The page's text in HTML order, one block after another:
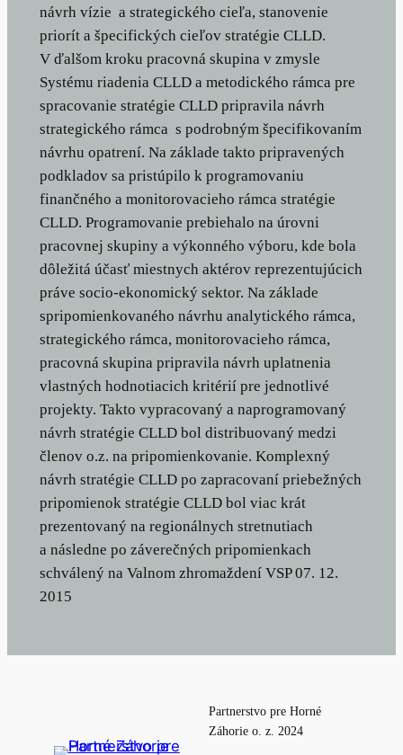
návrh vízie a strategického cieľa, stanovenie
priorít a špecifických cieľov stratégie CLLD.
V ďalšom kroku pracovná skupina v zmysle
Systému riadenia CLLD a metodického rámca pre
spracovanie stratégie CLLD pripravila návrh
strategického rámca s podrobným špecifikovaním
návrhu opatrení. Na základe takto pripravených
podkladov sa pristúpilo k programovaniu
finančného a monitorovacieho rámca stratégie
CLLD. Programovanie prebiehalo na úrovni
pracovnej skupiny a výkonného výboru, kde bola
dôležitá účasť miestnych aktérov reprezentujúcich
práve socio-ekonomický sektor. Na základe
spripomienkovaného návrhu analytického rámca,
strategického rámca, monitorovacieho rámca,
pracovná skupina pripravila návrh uplatnenia
vlastných hodnotiacich kritérií pre jednotlivé
projekty. Takto vypracovaný a naprogramovaný
návrh stratégie CLLD bol distribuovaný medzi
členov o.z. na pripomienkovanie. Komplexný
návrh stratégie CLLD po zapracovaní priebežných
pripomienok stratégie CLLD bol viac krát
prezentovaný na regionálnych stretnutiach
a následne po záverečných pripomienkach
schválený na Valnom zhromaždení VSP 07. 12.
2015
Partnerstvo pre Horné
Záhorie o. z. 2024